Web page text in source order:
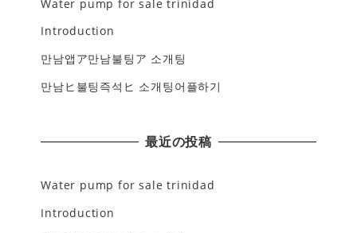
Water pump for sale trinidad
Introduction
만남앱ア만남불팅ア 소개팅
만남ヒ불팅즉석ヒ 소개팅어플하기
最近の投稿
Water pump for sale trinidad
Introduction